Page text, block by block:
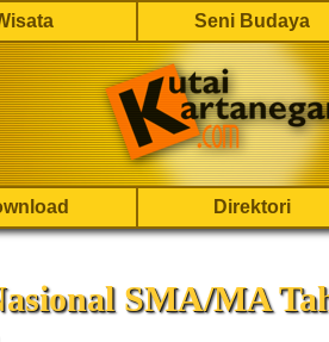
Seni Budaya
Direktori
SMA/MA